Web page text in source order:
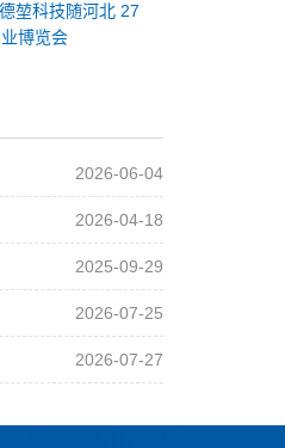
堃科技随河北 27
博览会
2026-06-04
2026-04-18
2025-09-29
2026-07-25
2026-07-27